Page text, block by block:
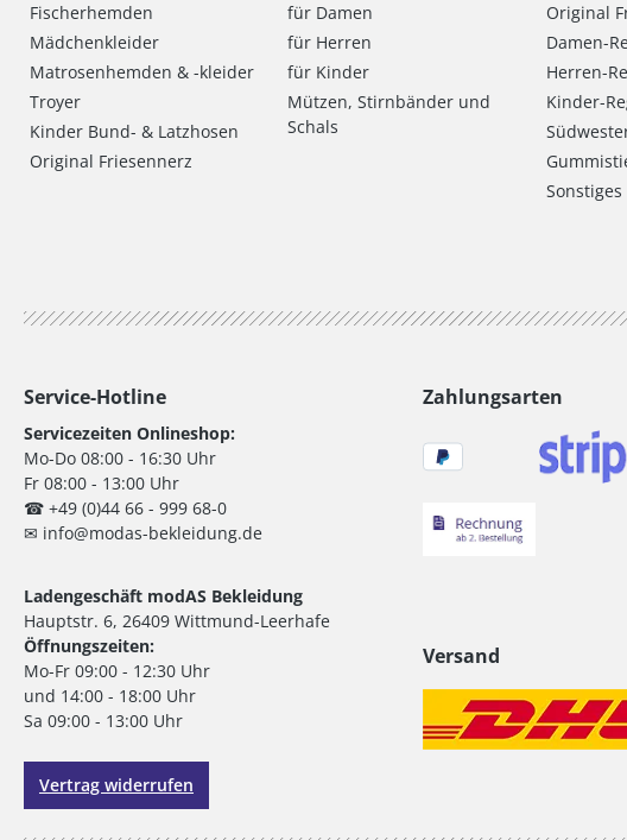
Fischerhemden
Mädchenkleider
Matrosenhemden & -kleider
Troyer
Kinder Bund- & Latzhosen
Original Friesennerz
für Damen
für Herren
für Kinder
Mützen, Stirnbänder und
Schals
Original
Damen-
Herren-
Kinder-
Sonstiges
Service-Hotline
Servicezeiten Onlineshop:
Mo-Do 08:00 - 16:30 Uhr
Fr 08:00 - 13:00 Uhr
☎ +49 (0)44 66 - 999 68-0
✉ info@modas-bekleidung.de
Ladengeschäft modAS Bekleidung
Hauptstr. 6, 26409 Wittmund-Leerhafe
Öffnungszeiten:
Mo-Fr 09:00 - 12:30 Uhr
und 14:00 - 18:00 Uhr
Sa 09:00 - 13:00 Uhr
Vertrag widerrufen
Zahlungsarten
Versand